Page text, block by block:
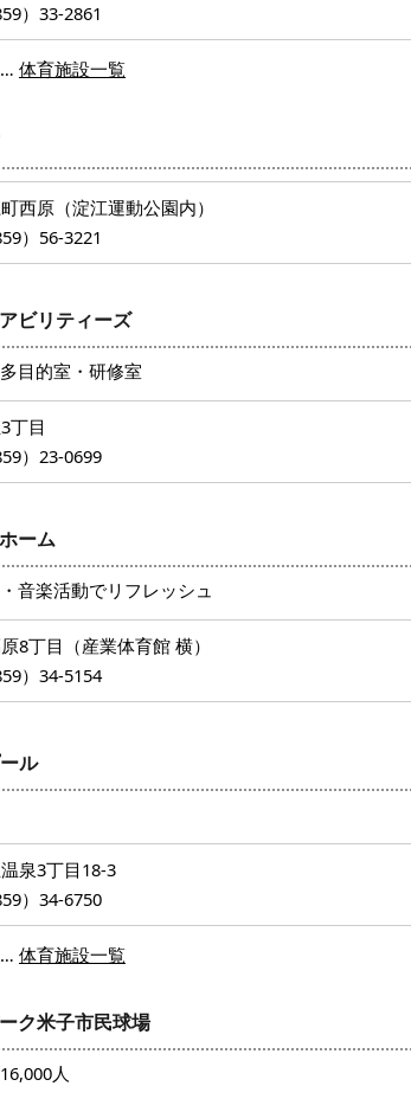
）33-2861
… 体育施設一覧
西原（淀江運動公園内）
）56-3221
ビリティーズ
目的室・研修室
丁目
）23-0699
ーム
音楽活動でリフレッシュ
8丁目（産業体育館 横）
）34-5154
ル
泉3丁目18-3
）34-6750
… 体育施設一覧
ク米子市民球場
人